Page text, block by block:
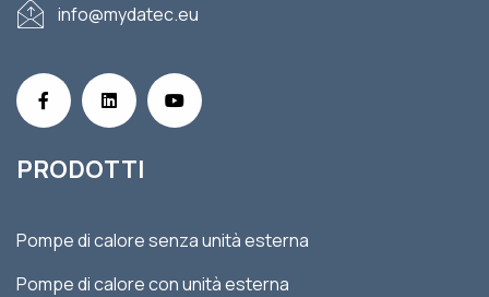
info@mydatec.eu
PRODOTTI
Pompe di calore senza unità esterna
Pompe di calore con unità esterna